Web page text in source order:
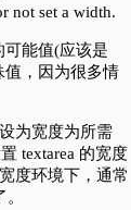
not set a width.
能值(应该是
值，因为很多情
为宽度为所需
textarea 的宽度
度环境下，通常